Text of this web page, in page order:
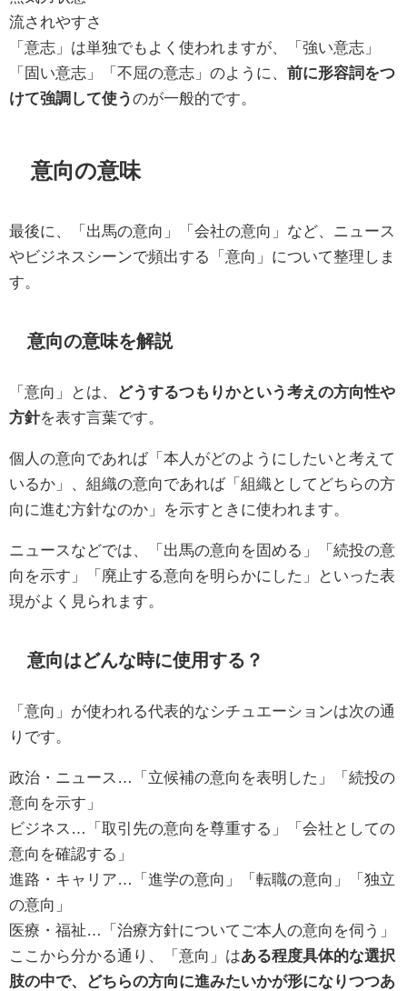
流されやすさ
「意志」は単独でもよく使われますが、「強い意志」
「固い意志」「不屈の意志」のように、 前に形容詞をつ
けて強調して使うのが一般的です。
意向の意味
最後に、「出馬の意向」「会社の意向」など、ニュース
やビジネスシーンで頻出する「意向」について整理しま
す。
意向の意味を解説
「意向」とは、
どうするつもりかという考えの方向性や
方針を表す言葉です。
個人の意向であれば「本人がどのようにしたいと考えて
いるか」、組織の意向であれば「組織としてどちらの方
向に進む方針なのか」を示すときに使われます。
ニュースなどでは、「出馬の意向を固める」「続投の意
向を示す」「廃止する意向を明らかにした」といった表
現がよく見られます。
意向はどんな時に使用する？
「意向」が使われる代表的なシチュエーションは次の通
りです。
政治・ニュース…「立候補の意向を表明した」「続投の
意向を示す」
ビジネス…「取引先の意向を尊重する」「会社としての
意向を確認する」
進路・キャリア…「進学の意向」「転職の意向」「独立
の意向」
医療・福祉…「治療方針についてご本人の意向を伺う」
ここから分かる通り、「意向」はある程度具体的な選択
肢の中で、どちらの方向に進みたいかが形になりつつあ